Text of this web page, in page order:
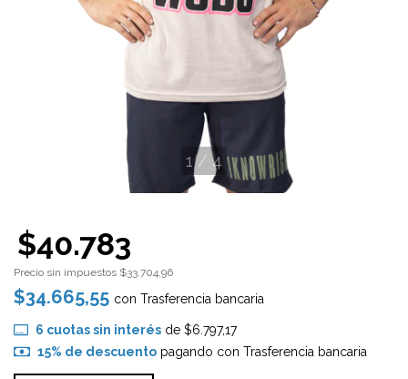
1/ 4
$40.783
Precio sin impuestos $33.704,96
$34.665,55 con Trasferencia bancaria
6 cuotas sin interésde $6.797,17
15% de descuentopagando con Trasferencia bancaria